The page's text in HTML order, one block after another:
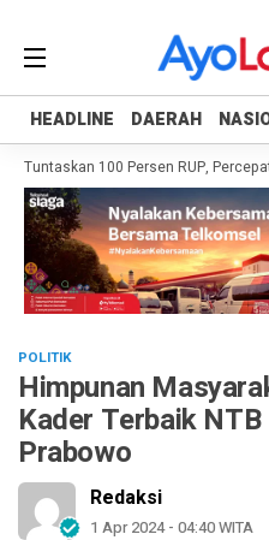
HEADLINE DAERAH
HEADLINE DAERAH
100 Persen RUP, Percepat
POLITIK
Himpunan
Kader Terbaik
Prabowo
Redaksi
1 Apr 2024 - 04:40 WITA